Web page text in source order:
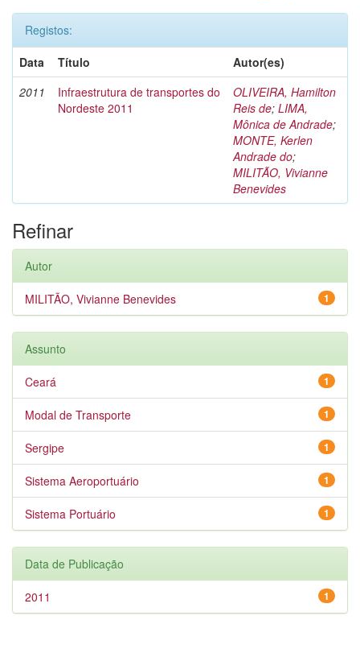
Registos:
Data
Título
Autor(es)
2011
Infraestrutura de transportes do
Nordeste 2011
OLIVEIRA, Hamilton
Reis de; LIMA,
Mônica de Andrade;
MONTE, Kerlen
Andrade do;
MILITÃO, Vivianne
Benevides
Refinar
Autor
1
MILITÃO, Vivianne Benevides
Assunto
1
Ceará
1
Modal de Transporte
1
Sergipe
1
Sistema Aeroportuário
1
Sistema Portuário
Data de Publicação
1
2011